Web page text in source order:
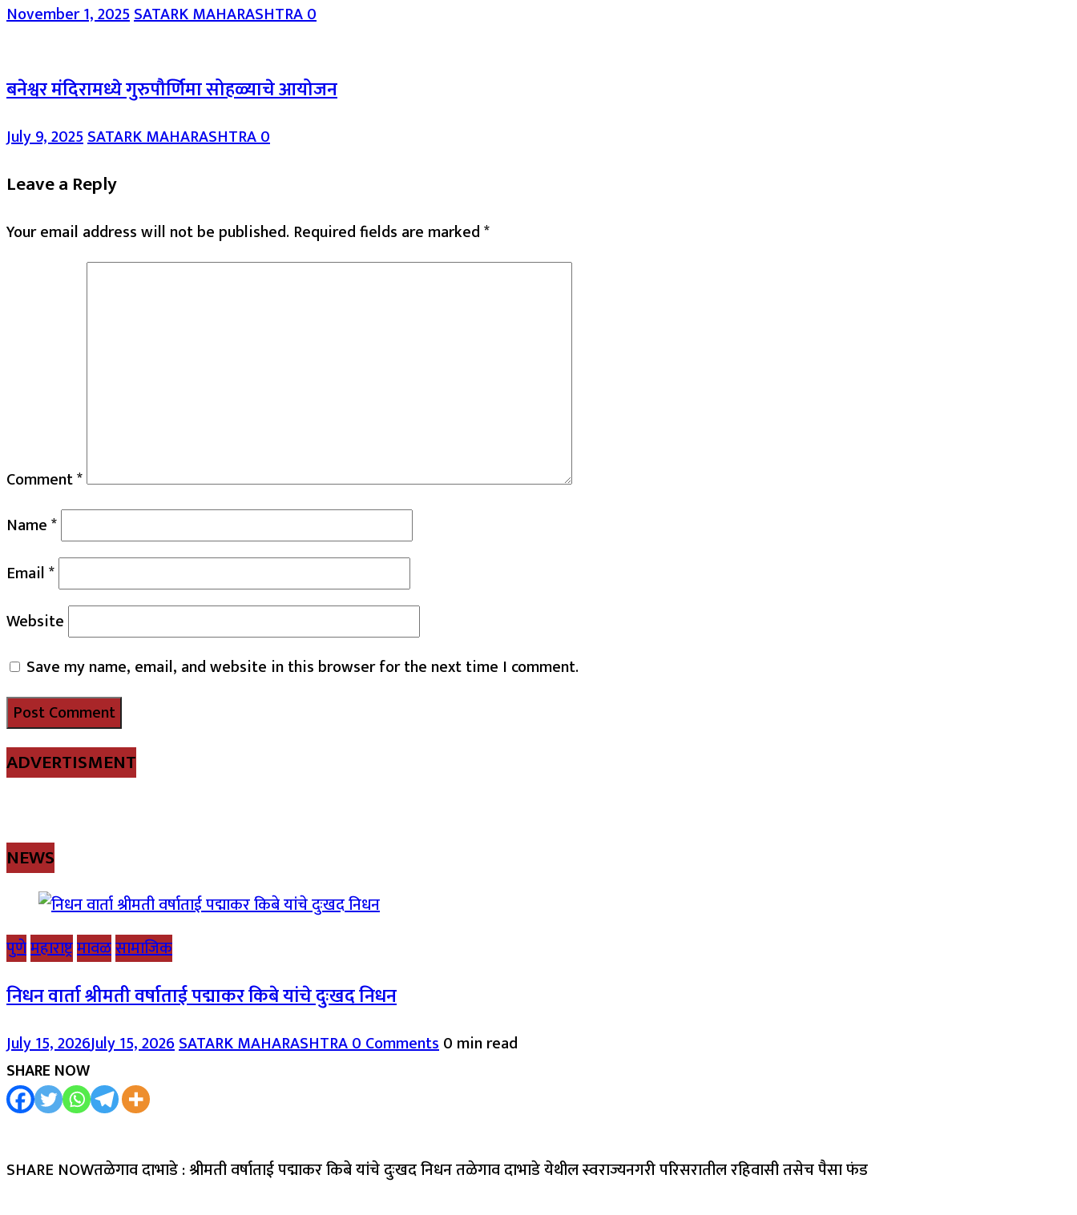
November 1, 2025SATARK MAHARASHTRA0
बनेश्वर मंदिरामध्ये गुरुपौर्णिमा सोहळ्याचे आयोजन
July 9, 2025SATARK MAHARASHTRA0
Leave a Reply
Your email address will not be published. Required fields are marked*
Comment*
Name*
Email*
Website
Save my name, email, and website in this browser for the next time I comment.
ADVERTISMENT
NEWS
पुणेमहाराष्ट्रमावळसामाजिक
निधन वार्ता श्रीमती वर्षाताई पद्माकर किबे यांचे दुःखद निधन
July 15, 2026July 15, 2026SATARK MAHARASHTRA0 Comments0 min read
SHARE NOW
SHARE NOWतळेगाव दाभाडे : श्रीमती वर्षाताई पद्माकर किबे यांचे दुःखद निधन तळेगाव दाभाडे येथील स्वराज्यनगरी परिसरातील रहिवासी तसेच पैसा फंड